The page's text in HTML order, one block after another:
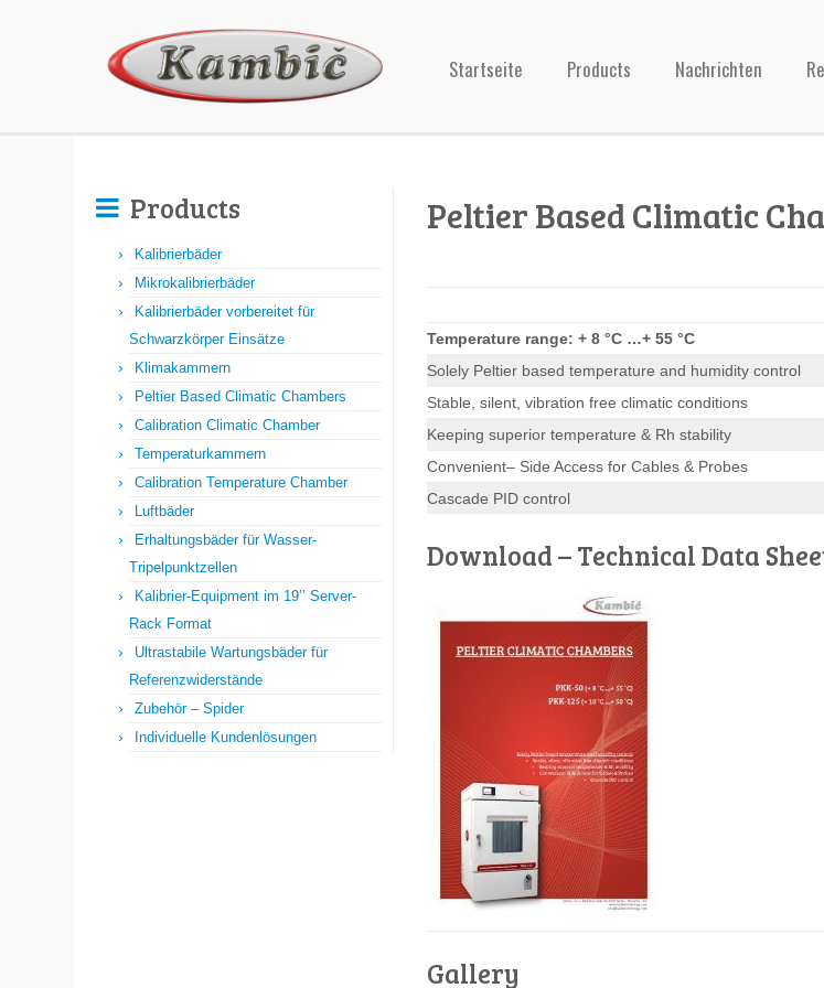
Startseite Products Nachrichten
Products
Kalibrierbäder
Mikrokalibrierbäder
Kalibrierbäder vorbereitet für
Schwarzkörper Einsätze
Klimakammern
Peltier Based Climatic Chambers
Calibration Climatic Chamber
Temperaturkammern
Calibration Temperature Chamber
Luftbäder
Erhaltungsbäder für Wasser-
Tripelpunktzellen
Kalibrier-Equipment im 19’’ Server-
Rack Format
Ultrastabile Wartungsbäder für
Referenzwiderstände
Zubehör – Spider
Individuelle Kundenlösungen
Peltier Based Climatic
Temperature range: + 8 °C …+ 55 °C
Solely Peltier based temperature and humidity control
Stable, silent, vibration free climatic conditions
Keeping superior temperature & Rh stability
Convenient– Side Access for Cables & Probes
Cascade PID control
Download – Technical Data
Gallery